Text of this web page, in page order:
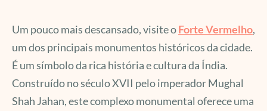
Um pouco mais descansado, visite oForte Vermelho,
um dos principais monumentos históricos da cidade.
É um símbolo da rica história e cultura da Índia.
Construído no século XVII pelo imperador Mughal
Shah Jahan, este complexo monumental oferece uma